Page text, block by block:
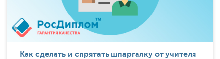
Как сделать и спрятать шпаргалку от учителя